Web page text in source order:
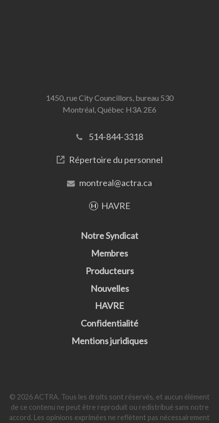
1450, rue City Councillors, bureau 530
Montréal, Québec H3A 2E6
514-844-3318
Répertoire du personnel
montreal@actra.ca
HAVRE
Notre Syndicat
Membres
Producteurs
Nouvelles
HAVRE
Confidentialité
Mentions juridiques
© 2026 ACTRA. Tous les droits sont réservés, et aucun élément
de ce contenu ne peut être reproduit ou redistribué sans notre
accord. Les opinions exprimées ne reflètent pas nécessairement